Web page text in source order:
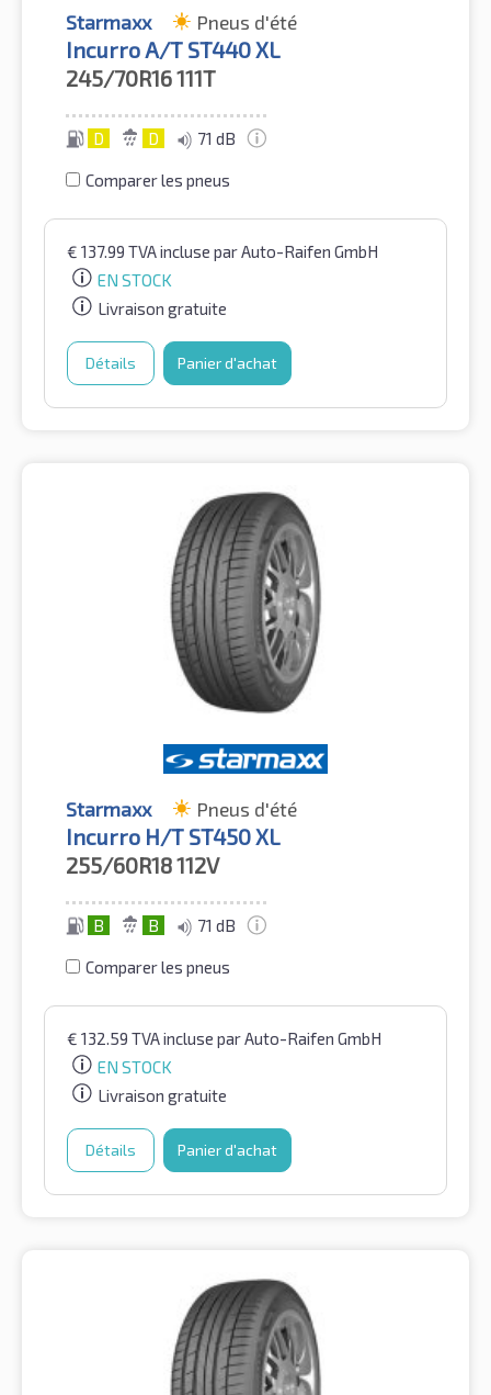
Starmaxx Pneus d'été
Incurro A/T ST440 XL
245/70R16111T
D D 71 dB
Comparer les pneus
€ 137.99 TVA incluse par Auto-Raifen GmbH
EN STOCK
Livraison gratuite
Détails Panier d'achat
Starmaxx Pneus d'été
Incurro H/T ST450 XL
255/60R18112V
B B 71 dB
Comparer les pneus
€ 132.59 TVA incluse par Auto-Raifen GmbH
EN STOCK
Livraison gratuite
Détails Panier d'achat